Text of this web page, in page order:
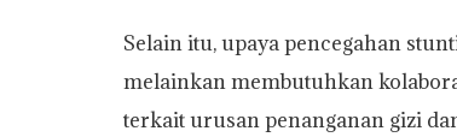
Selain itu, upaya pencegahan
melainkan membutuhkan
terkait urusan penanganan gizi